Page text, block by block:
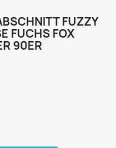
FUZZY
FUCHS FOX
90ER